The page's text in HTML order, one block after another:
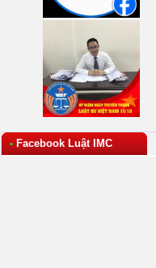
• Facebook Luật IMC